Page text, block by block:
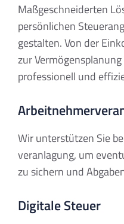
Maßgeschneiderten
persönlichen
gestalten. Von der
zur
professionell und
Wir unterstützen Sie
veranlagung, um
zu sichern und
Digitale Steuer